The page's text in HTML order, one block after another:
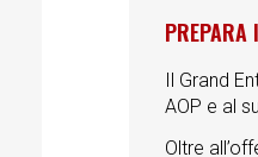
PREPARA
Il Grand
AOP e al
Oltre